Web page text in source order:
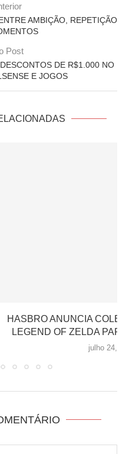
AMBIÇÃO, REPETIÇÃO
Post
DE R$1.000 NO
E JOGOS
OFICIAL DE THE
O BRASIL EM 2027